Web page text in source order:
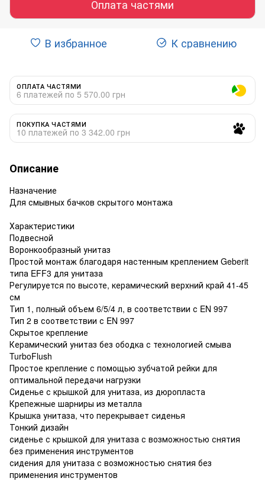
Оплата частями
В избранное К сравнению
ОПЛАТА ЧАСТЯМИ
6 платежей по 5 570.00 грн
ПОКУПКА ЧАСТЯМИ
10 платежей по 3 342.00 грн
Описание
Назначение
Для смывных бачков скрытого монтажа
Характеристики
Подвесной
Воронкообразный унитаз
Простой монтаж благодаря настенным креплением Geberit
типа EFF3 для унитаза
Регулируется по высоте, керамический верхний край 41-45
см
Тип 1, полный объем 6/5/4 л, в соответствии с EN 997
Тип 2 в соответствии с EN 997
Скрытое крепление
Керамический унитаз без ободка с технологией смыва
TurboFlush
Простое крепление с помощью зубчатой ​​рейки для
оптимальной передачи нагрузки
Сиденье с крышкой для унитаза, из дюропласта
Крепежные шарниры из металла
Крышка унитаза, что перекрывает сиденья
Тонкий дизайн
сиденье с крышкой для унитаза с возможностью снятия
без применения инструментов
сидения для унитаза с возможностью снятия без
применения инструментов